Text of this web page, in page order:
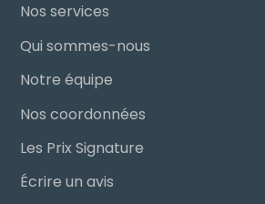
Nos services
Qui sommes-nous
Notre équipe
Nos coordonnées
Les Prix Signature
Écrire un avis